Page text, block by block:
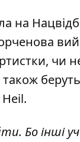
на
чи
Бо інші